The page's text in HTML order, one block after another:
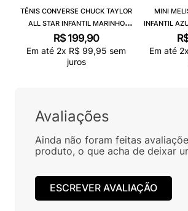
TÊNIS CONVERSE CHUCK TAYLOR
ALL STAR INFANTIL MARINHO
CK00020003
R$ 199,90
Em até 2x R$ 99,95 sem
juros
MINI
INFANTIL
Em até 2x
Avaliações
Ainda não foram feitas
produto, o que acha de deixar
ESCREVER AVALIAÇÃO